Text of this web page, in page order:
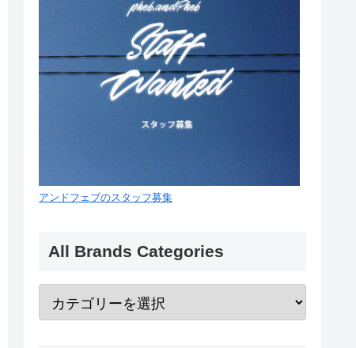
アンドフェブのスタッフ募集
All Brands Categories